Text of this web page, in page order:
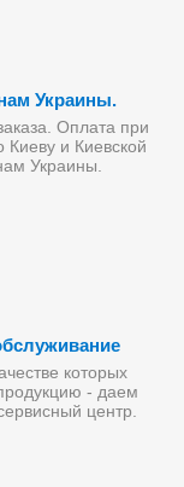
Украины.
Оплата при
Киеву и Киевской
Украины.
которых
- даем
центр.